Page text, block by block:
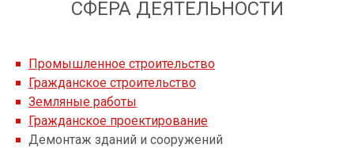
СФЕРА ДЕЯТЕЛЬНОСТИ
Промышленное строительство
Гражданское строительство
Земляные работы
Гражданское проектирование
Демонтаж зданий и сооружений